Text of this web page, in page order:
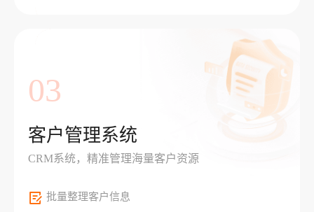
03
客户管理系统
CRM系统，精准管理海量客户资源
批量整理客户信息